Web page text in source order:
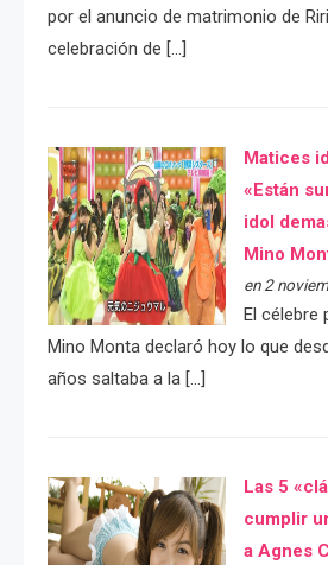
por el anuncio de matrimonio de
celebración de […]
Matices
«Están
idol
Mino
en 2
El célebre
Mino Monta declaró hoy lo que
años saltaba a la […]
Las 5
cumplir
a Agnes